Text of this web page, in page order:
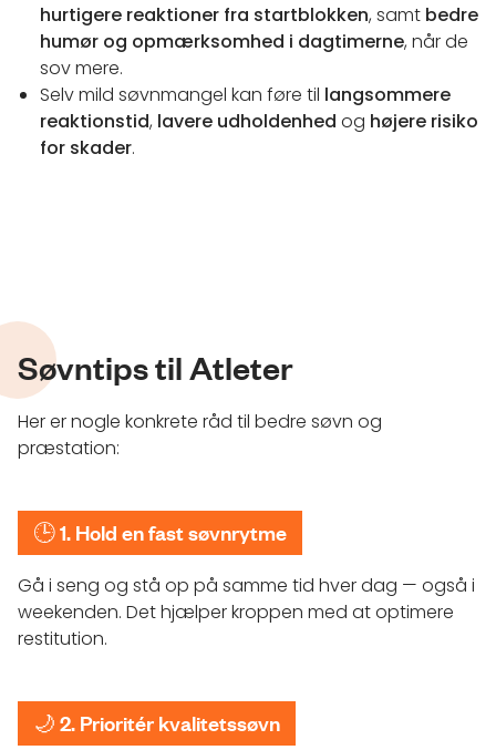
hurtigere reaktioner fra startblokken, samt bedre
humør og opmærksomhed i dagtimerne, når de
sov mere.
Selv mild søvnmangel kan føre til langsommere
reaktionstid, lavere udholdenhed og højere risiko
for skader.
Søvntips til Atleter
Her er nogle konkrete råd til bedre søvn og
præstation:
🕒1. Hold en fast søvnrytme
Gå i seng og stå op på samme tid hver dag — også i
weekenden. Det hjælper kroppen med at optimere
restitution.
🌙 2. Prioritér kvalitetssøvn